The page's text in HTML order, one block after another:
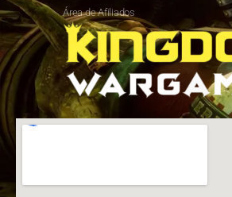
Área de Afiliados